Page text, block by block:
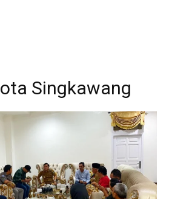
Singkawang